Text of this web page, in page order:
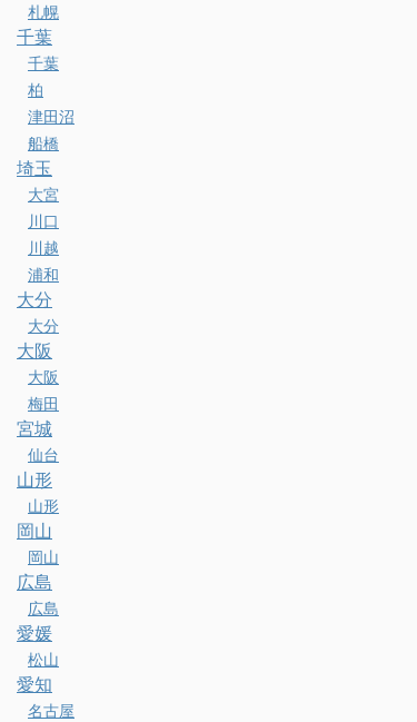
札幌
千葉
千葉
柏
津田沼
船橋
埼玉
大宮
川口
川越
浦和
大分
大分
大阪
大阪
梅田
宮城
仙台
山形
山形
岡山
岡山
広島
広島
愛媛
松山
愛知
名古屋